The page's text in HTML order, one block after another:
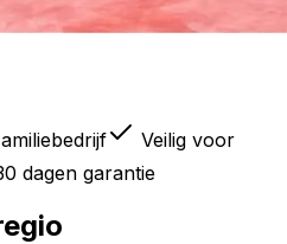
Veilig voor
dagen garantie